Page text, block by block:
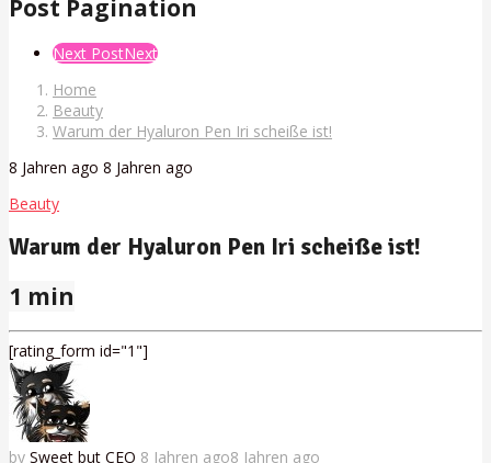
Post Pagination
Next PostNext
Home
Beauty
Warum der Hyaluron Pen Iri scheiße ist!
8 Jahren ago 8 Jahren ago
Beauty
Warum der Hyaluron Pen Iri scheiße ist!
1 min
[rating_form id="1"]
by Sweet but CEO 8 Jahren ago8 Jahren ago